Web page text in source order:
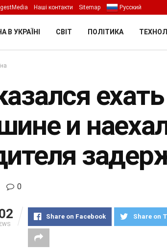
Наші контакти Sitemap Русский
В УКРАЇНІ СВІТ ПОЛІТИКА
и
0
Share on Facebook Share on